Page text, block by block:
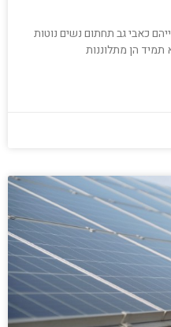
כאבי גב תחתום נשים נוטות
הן מתלוננות